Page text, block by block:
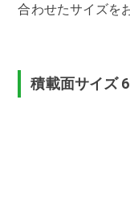
合わせたサイズを
積載面サイズ